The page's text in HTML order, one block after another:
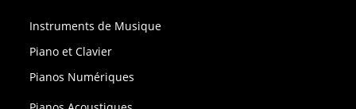
Instruments de Musique
Piano et Clavier
Pianos Numériques